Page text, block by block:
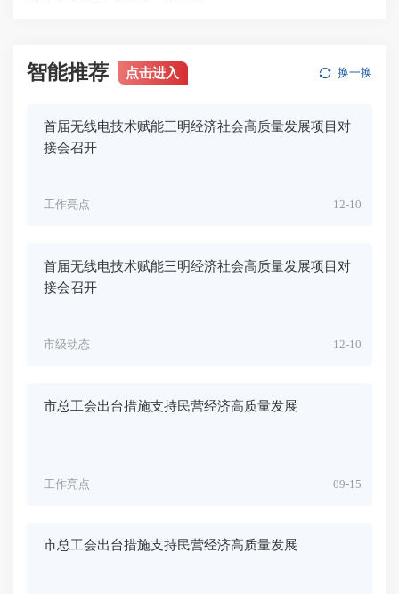
智能推荐 点击进入 换一换
首届无线电技术赋能三明经济社会高质量发展项目对
接会召开
12-10
工作亮点
首届无线电技术赋能三明经济社会高质量发展项目对
接会召开
12-10
市级动态
市总工会出台措施支持民营经济高质量发展
09-15
工作亮点
市总工会出台措施支持民营经济高质量发展